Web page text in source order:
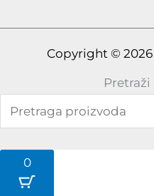
Copyright © 2026
0